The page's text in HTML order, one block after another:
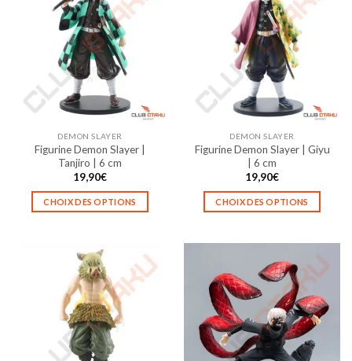
variations.
Les
options
peuvent
être
choisies
sur
page
du
produit
variations.
Les
options
peuvent
être
choisies
sur
page
produit
DEMON SLAYER
Figurine Demon Slayer |
Tanjiro | 6 cm
19,90€
CHOIX DES OPTIONS
a
plusieurs
variations.
Les
options
peuvent
être
DEMON SLAYER
Figurine Demon Slayer | Giyu
| 6 cm
19,90€
CHOIX DES OPTIONS
plusieurs
variations.
Les
options
peuvent
être